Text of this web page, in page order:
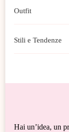
Outfit
Stili e Tendenze
Hai un’idea, un